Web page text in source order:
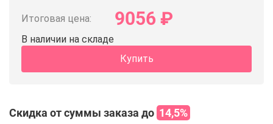
Итоговая цена: 9056 ₽
В наличии на складе
Купить
Скидка от суммы заказа до 14,5%